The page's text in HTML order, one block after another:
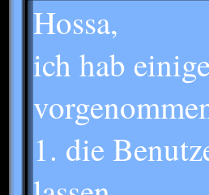
Hossa,
ich hab
1. die